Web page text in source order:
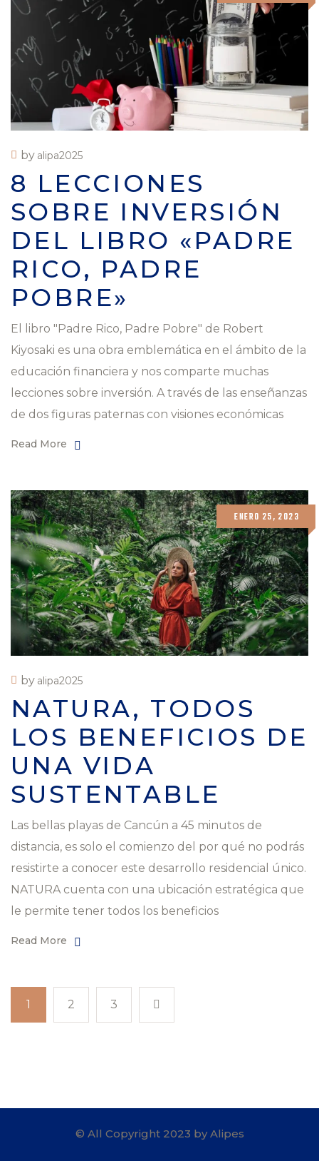
by alipa2025
8 LECCIONES
SOBRE INVERSIÓN
DEL LIBRO «PADRE
RICO, PADRE
POBRE»
El libro "Padre Rico, Padre Pobre" de Robert
Kiyosaki es una obra emblemática en el ámbito de la
educación financiera y nos comparte muchas
lecciones sobre inversión. A través de las enseñanzas
de dos figuras paternas con visiones económicas
Read More
ENERO 25, 2023
by alipa2025
NATURA, TODOS
LOS BENEFICIOS DE
UNA VIDA
SUSTENTABLE
Las bellas playas de Cancún a 45 minutos de
distancia, es solo el comienzo del por qué no podrás
resistirte a conocer este desarrollo residencial único.
NATURA cuenta con una ubicación estratégica que
le permite tener todos los beneficios
Read More
1 2 3
© All Copyright 2023 by Alipes